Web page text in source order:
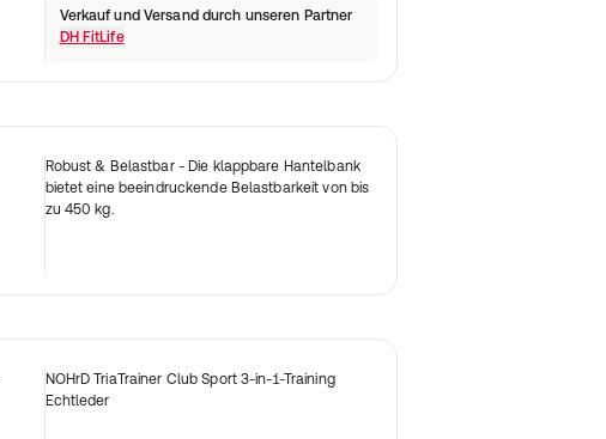
Verkauf und Versand durch unseren Partner
DH FitLife
Robust & Belastbar - Die klappbare Hantelbank
bietet eine beeindruckende Belastbarkeit von bis
zu 450 kg.
NOHrD TriaTrainer Club Sport 3-in-1-Training
Echtleder